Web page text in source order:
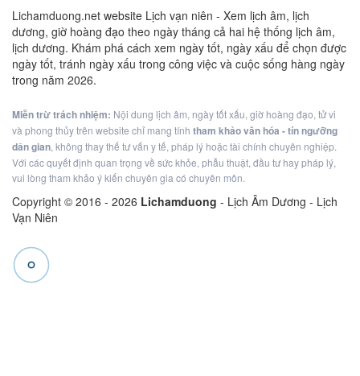
Lichamduong.net website Lịch vạn niên - Xem lịch âm, lịch
dương, giờ hoàng đạo theo ngày tháng cả hai hệ thống lịch âm,
lịch dương. Khám phá cách xem ngày tốt, ngày xấu để chọn được
ngày tốt, tránh ngày xấu trong công việc và cuộc sống hàng ngày
trong năm 2026.
Miễn trừ trách nhiệm: Nội dung lịch âm, ngày tốt xấu, giờ hoàng đạo, tử vi
và phong thủy trên website chỉ mang tính tham khảo văn hóa - tín ngưỡng
dân gian, không thay thế tư vấn y tế, pháp lý hoặc tài chính chuyên nghiệp.
Với các quyết định quan trọng về sức khỏe, phẫu thuật, đầu tư hay pháp lý,
vui lòng tham khảo ý kiến chuyên gia có chuyên môn.
Copyright © 2016 - 2026 Lichamduong - Lịch Âm Dương - Lịch
Vạn Niên